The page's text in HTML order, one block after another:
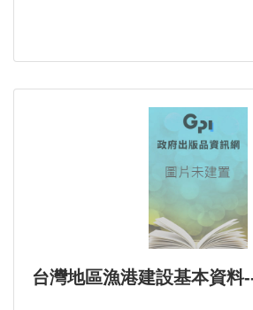
台灣地區漁港建設基本資料